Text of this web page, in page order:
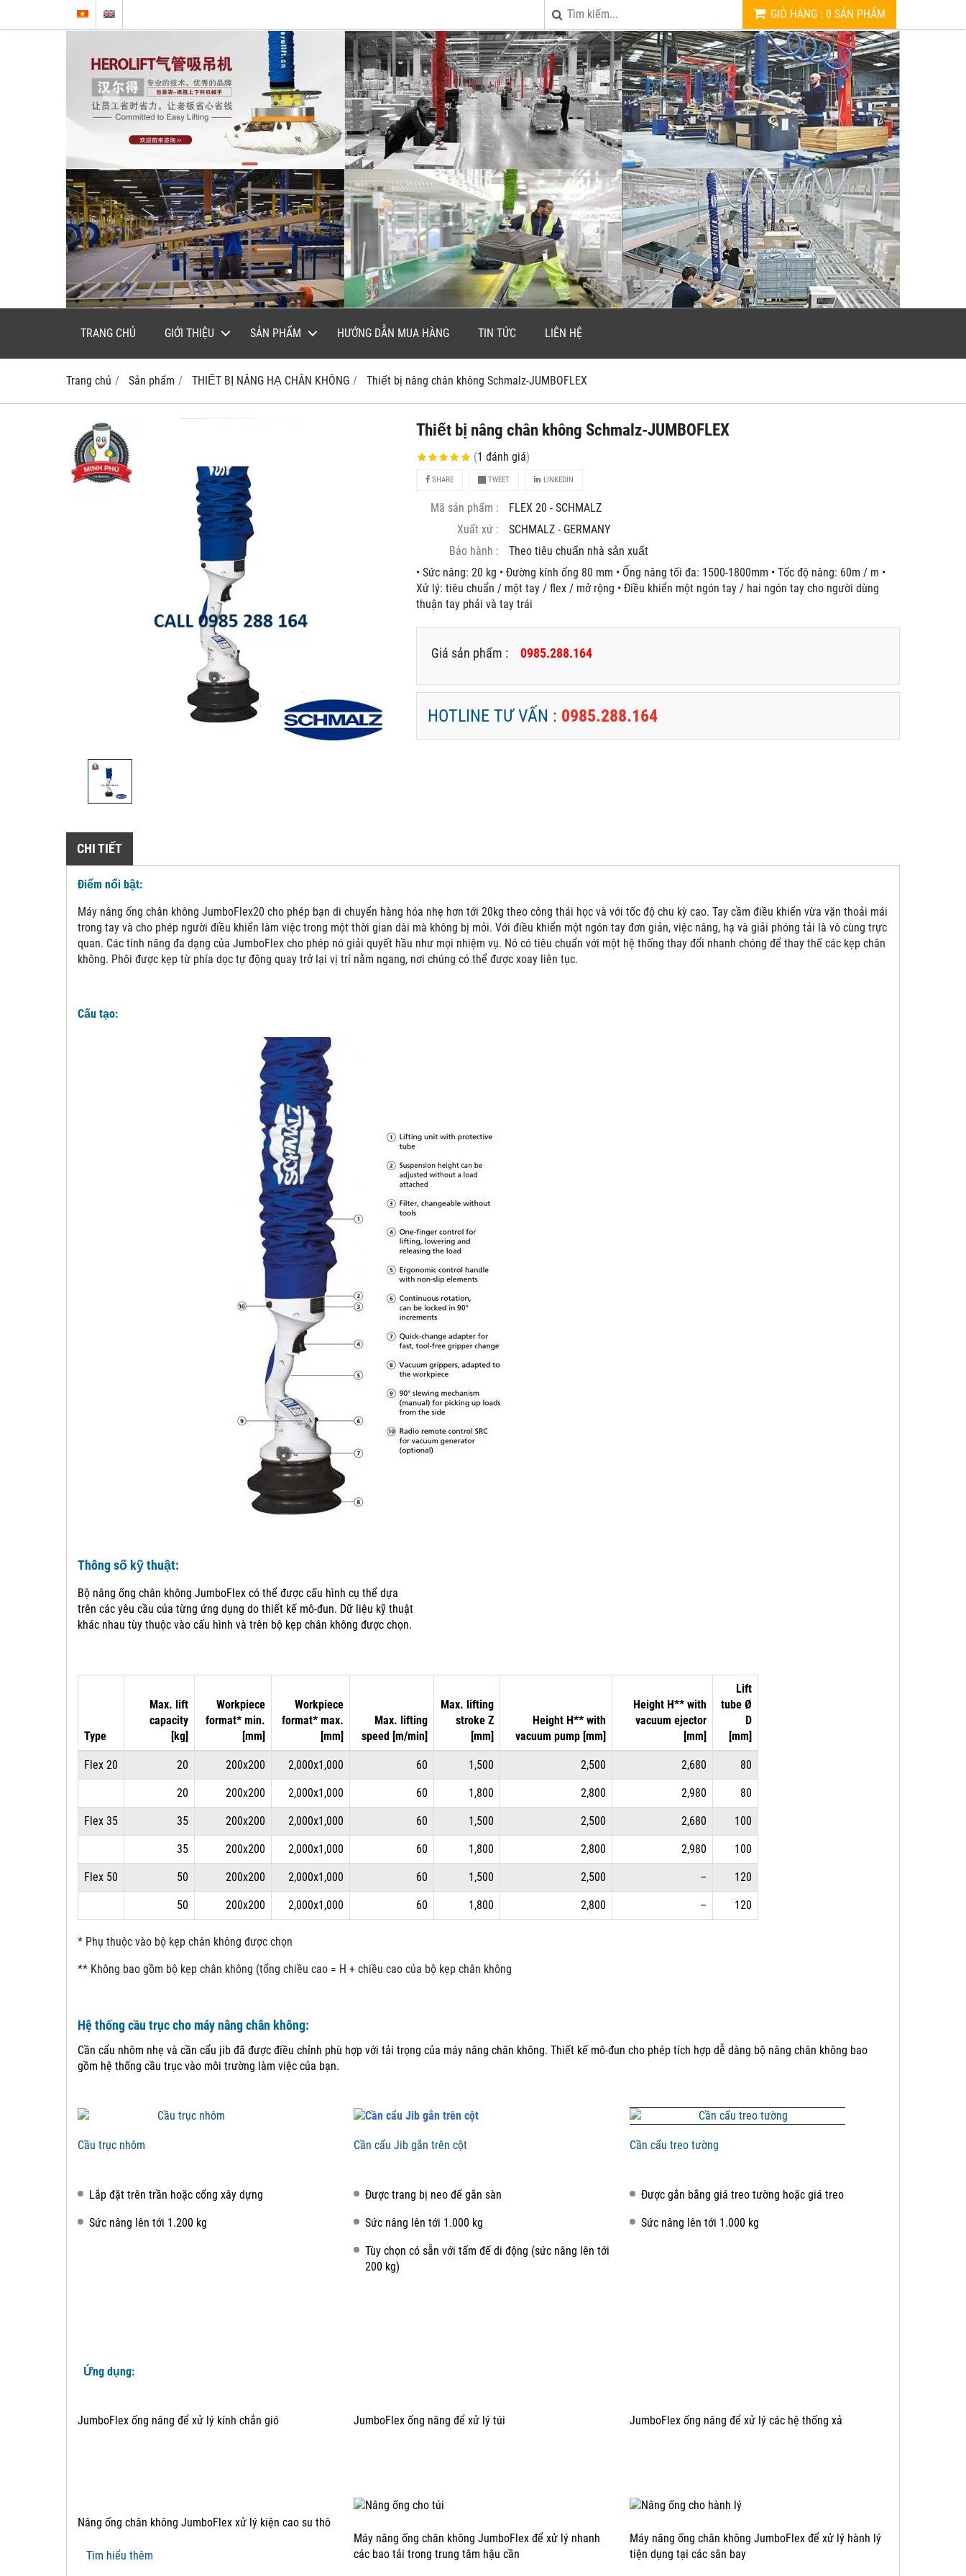
GIỎ HÀNG : 0 SẢN PHẨM
TRANG CHỦ GIỚI THIỆU SẢN PHẨM HƯỚNG DẪN MUA HÀNG TIN TỨC LIÊN HỆ
Trang chủ Sản phẩm THIẾT BỊ NÂNG HẠ CHÂN KHÔNG Thiết bị nâng chân không Schmalz-JUMBOFLEX
Thiết bị nâng chân không Schmalz-JUMBOFLEX
(1đánh giá)
SHARE TWEET LINKEDIN
Mã sản phẩm :
FLEX 20 - SCHMALZ
Xuất xứ :
SCHMALZ - GERMANY
Bảo hành :
Theo tiêu chuẩn nhà sản xuất
• Sức nâng: 20 kg • Đường kính ống 80 mm • Ống nâng tối đa: 1500-1800mm • Tốc độ nâng: 60m / m •
Xử lý: tiêu chuẩn / một tay / flex / mở rộng • Điều khiển một ngón tay / hai ngón tay cho người dùng
thuận tay phải và tay trái
Giá sản phẩm : 0985.288.164
HOTLINE TƯ VẤN : 0985.288.164
CHI TIẾT
Điểm nổi bật:
Máy nâng ống chân không JumboFlex20 cho phép bạn di chuyển hàng hóa nhẹ hơn tới 20kg theo công thái học và với tốc độ chu kỳ cao. Tay cầm điều khiển vừa vặn thoải mái
trong tay và cho phép người điều khiển làm việc trong một thời gian dài mà không bị mỏi. Với điều khiển một ngón tay đơn giản, việc nâng, hạ và giải phóng tải là vô cùng trực
quan. Các tính năng đa dạng của JumboFlex cho phép nó giải quyết hầu như mọi nhiệm vụ. Nó có tiêu chuẩn với một hệ thống thay đổi nhanh chóng để thay thế các kẹp chân
không. Phôi được kẹp từ phía dọc tự động quay trở lại vị trí nằm ngang, nơi chúng có thể được xoay liên tục.
Cấu tạo:
Thông số kỹ thuật:
Bộ nâng ống chân không JumboFlex có thể được cấu hình cụ thể dựa
trên các yêu cầu của từng ứng dụng do thiết kế mô-đun. Dữ liệu kỹ thuật
khác nhau tùy thuộc vào cấu hình và trên bộ kẹp chân không được chọn.
Type
Max. lift
capacity
[kg]
Workpiece
format* min.
[mm]
Workpiece
format* max.
[mm]
Max. lifting
speed [m/min]
Max. lifting
stroke Z
[mm]
Height H** with
vacuum pump [mm]
Height H** with
vacuum ejector
[mm]
Lift
tube Ø
D
[mm]
Flex 20 20 200x200 2,000x1,000 60 1,500 2,500 2,680 80
20 200x200 2,000x1,000 60 1,800 2,800 2,980 80
Flex 35 35 200x200 2,000x1,000 60 1,500 2,500 2,680 100
35 200x200 2,000x1,000 60 1,800 2,800 2,980 100
Flex 50 50 200x200 2,000x1,000 60 1,500 2,500 – 120
50 200x200 2,000x1,000 60 1,800 2,800 – 120
* Phụ thuộc vào bộ kẹp chân không được chọn
** Không bao gồm bộ kẹp chân không (tổng chiều cao = H + chiều cao của bộ kẹp chân không
Hệ thống cầu trục cho máy nâng chân không:
Cần cẩu nhôm nhẹ và cần cẩu jib đã được điều chỉnh phù hợp với tải trọng của máy nâng chân không. Thiết kế mô-đun cho phép tích hợp dễ dàng bộ nâng chân không bao
gồm hệ thống cầu trục vào môi trường làm việc của bạn.
Cầu trục nhôm
Lắp đặt trên trần hoặc cổng xây dựng
Sức nâng lên tới 1.200 kg
Cần cẩu Jib gắn trên cột
Được trang bị neo để gắn sàn
Sức nâng lên tới 1.000 kg
Tùy chọn có sẵn với tấm đế di động (sức nâng lên tới
200 kg)
Cần cẩu treo tường
Được gắn bằng giá treo tường hoặc giá treo
Sức nâng lên tới 1.000 kg
Ứng dụng:
JumboFlex ống nâng để xử lý kính chắn gió JumboFlex ống nâng để xử lý túi JumboFlex ống nâng để xử lý các hệ thống xả
Nâng ống chân không JumboFlex xử lý kiện cao su thô
Tìm hiểu thêm
Máy nâng ống chân không JumboFlex để xử lý nhanh
các bao tải trong trung tâm hậu cần
Máy nâng ống chân không JumboFlex để xử lý hành lý
tiện dụng tại các sân bay